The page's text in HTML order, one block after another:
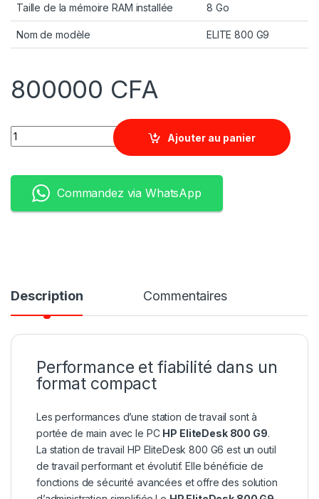
Taille de la mémoire RAM installée 8 Go
Nom de modèle ELITE 800 G9
800000 CFA
Quantity
Ajouter au panier
Commandez via WhatsApp
Description Commentaires
Performance et fiabilité dans un
format compact
Les performances d’une station de travail sont à
portée de main avec le PC HP EliteDesk 800 G9.
La station de travail HP EliteDesk 800 G6 est un outil
de travail performant et évolutif. Elle bénéficie de
fonctions de sécurité avancées et offre des solution